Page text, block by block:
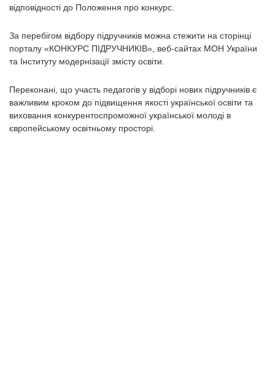
відповідності до Положення про конкурс.
За перебігом відбору підручників можна стежити на сторінці
порталу «КОНКУРС ПІДРУЧНИКІВ», веб-сайтах МОН України
та Інституту модернізації змісту освіти.
Переконані, що участь педагогів у відборі нових підручників є
важливим кроком до підвищення якості української освіти та
виховання конкурентоспроможної української молоді в
європейському освітньому просторі.